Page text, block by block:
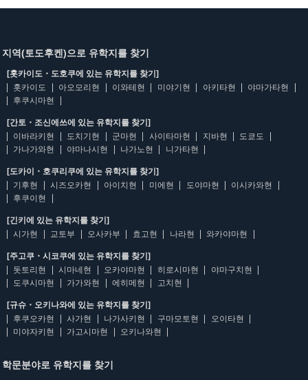
지역(토도후켄)으로 유학지를 찾기
[홋카이도・도호쿠에 있는 유학지를 찾기]
홋카이도
아오모리현 이와테현 미야기현 아키타현
야마가타현
후쿠시마현
[간토・조신에쓰에 있는 유학지를 찾기]
이바라키현
도치기현 군마현 사이타마현 지바현
도쿄도
가나가와현
야마나시현 나가노현 니가타현
[도카이・호쿠리쿠에 있는 유학지를 찾기]
기후현
시즈오카현 아이치현 미에현 도야마현
이시카와현
후쿠이현
[긴키에 있는 유학지를 찾기]
시가현
교토부 오사카부 효고현 나라현 와카야마현
[주고쿠・시코쿠에 있는 유학지를 찾기]
돗토리현
시마네현 오카야마현 히로시마현
야마구치현
도쿠시마현
가가와현 에히메현 고치현
[규슈・오키나와에 있는 유학지를 찾기]
후쿠오카현
사가현 나가사키현 구마모토현
오이타현
미야자키현
가고시마현 오키나와현
학문분야로 유학지를 찾기